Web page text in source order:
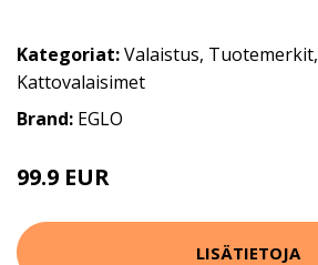
Kategoriat:Valaistus, Tuotemerkit,
Kattovalaisimet
Brand: EGLO
99.9 EUR
LISÄTIETOJA